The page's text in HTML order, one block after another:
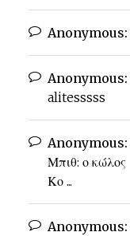
Anonymous:
Anonymous:
alitesssss
Anonymous:
Μπιθ: ο κώλος
Κο ...
Anonymous: